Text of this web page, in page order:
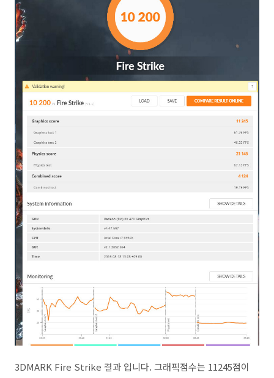
3DMARK Fire Strike 결과 입니다. 그래픽점수는 11245점이